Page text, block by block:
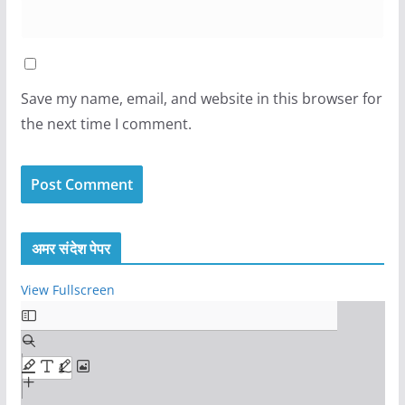
Save my name, email, and website in this browser for
the next time I comment.
अमर संदेश पेपर
View Fullscreen
S
k
i
p
t